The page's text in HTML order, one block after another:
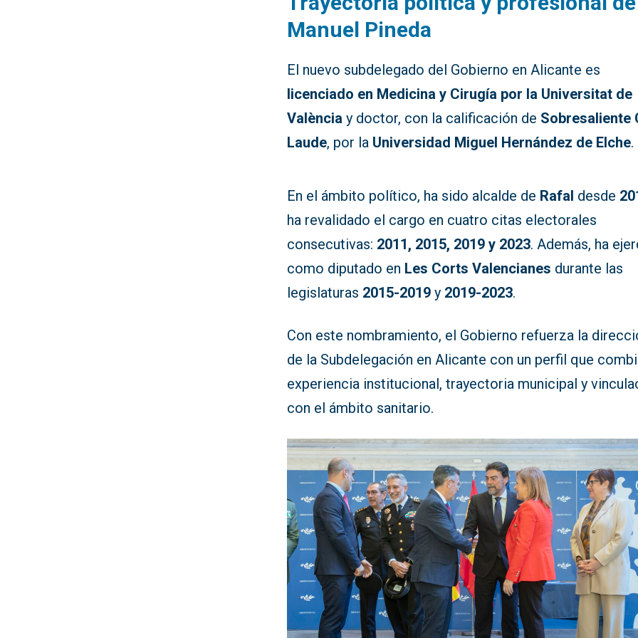
Manuel Pineda
El nuevo subdelegado del Gobierno en Alicante es
licenciado en Medicina y Cirugía por la Universitat de
València y doctor, con la calificación de Sobresaliente
Laude, por la Universidad Miguel Hernández de Elche.
En el ámbito político, ha sido alcalde de Rafal desde
ha revalidado el cargo en cuatro citas electorales
consecutivas: 2011, 2015, 2019 y 2023. Además, ha
como diputado en Les Corts Valencianes durante las
legislaturas 2015-2019 y 2019-2023.
Con este nombramiento, el Gobierno refuerza la
de la Subdelegación en Alicante con un perfil que
experiencia institucional, trayectoria municipal y
con el ámbito sanitario.